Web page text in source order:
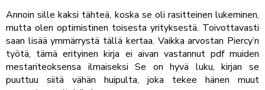
Annoin sille kaksi tähteä, koska se oli rasitteinen lukeminen,
mutta olen optimistinen toisesta yrityksestä. Toivottavasti
saan lisää ymmärrystä tällä kertaa. Vaikka arvostan Piercy’n
työtä, tämä erityinen kirja ei aivan vastannut pdf muiden
mestariteoksensa ilmaiseksi Se on hyvä luku, kirjan se
puuttuu siitä vähän huipulta, joka tekee hänen muut